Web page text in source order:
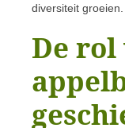
diversiteit groeien.
De rol